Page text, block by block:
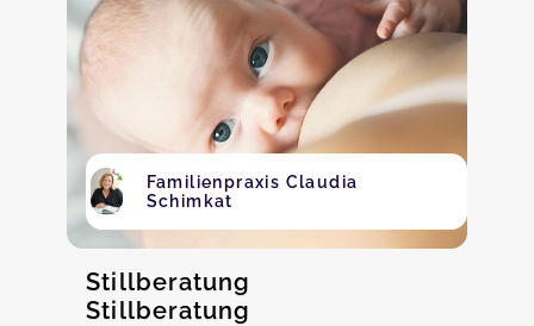
Familienpraxis Claudia
Schimkat
Stillberatung
Stillberatung